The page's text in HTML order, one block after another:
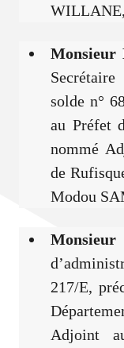
WILLANE,
Monsieur
solde n°
au Préfet
nommé
de
Modou
217/E,
Adjoint